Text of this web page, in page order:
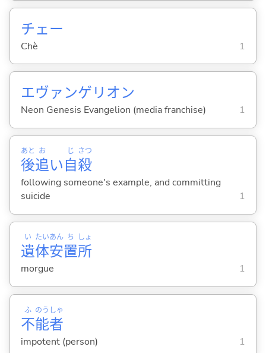
チェー
Chè 1
エヴァンゲリオン
Neon Genesis Evangelion (media franchise) 1
後
あと
追
お
い自
じ
殺
さつ
following someone's example, and committing
suicide
1
遺
い
体
たい
安
あん
置
ち
所
しょ
morgue 1
不
ふ
能
のう
者
しゃ
impotent (person) 1